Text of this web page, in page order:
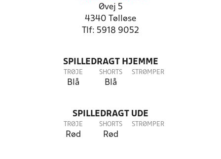
Øvej 5
4340 Tølløse
Tlf: 5918 9052
SPILLEDRAGT HJEMME
TRØJE
Blå
SHORTS
Blå
STRØMPER
SPILLEDRAGT UDE
TRØJE
Rød
SHORTS
Rød
STRØMPER